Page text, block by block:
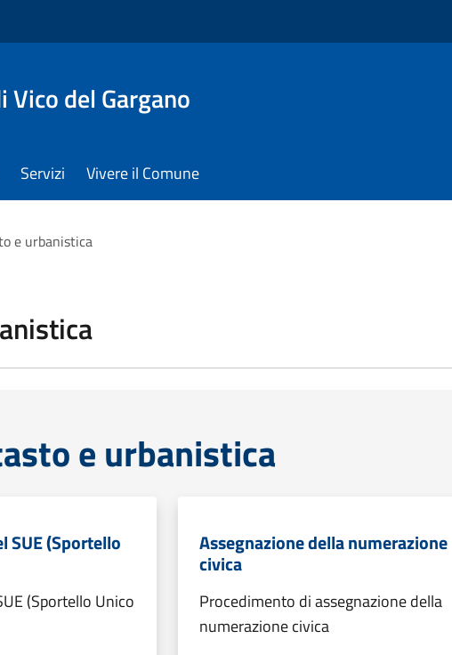
Vico del Gargano
Servizi Vivere il Comune
e urbanistica
e urbanistica
SUE (Sportello
(Sportello Unico
Assegnazione della numerazione
civica
Procedimento di assegnazione della
numerazione civica